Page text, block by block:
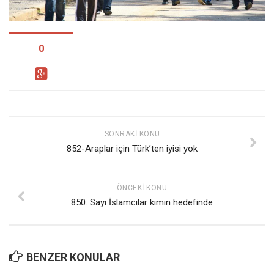
Facebook
Editörden
Yvonne Ridley
Leyla Şerif Emin
0
SONRAKI KONU
852-Araplar için Türk’ten iyisi yok
ÖNCEKI KONU
850. Sayı İslamcılar kimin hedefinde
BENZER KONULAR